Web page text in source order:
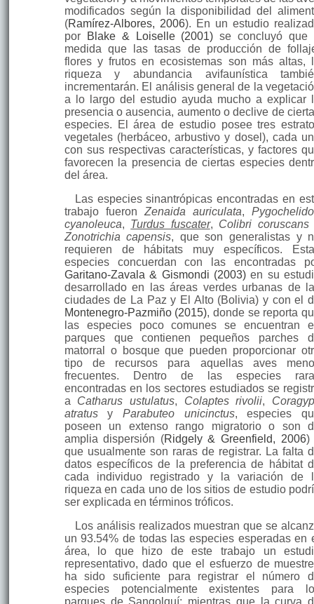
modificados según la disponibilidad del
(Ramírez-Albores, 2006). En un estudio
por
Blake & Loiselle (2001) se concluyó que
medida que las tasas de producción de
flores y frutos en ecosistemas son más altas,
riqueza y abundancia avifaunística
incrementarán. El análisis general de la
a lo largo del estudio ayuda mucho a explicar
presencia o ausencia, aumento o declive de
especies. El área de estudio posee tres
vegetales (herbáceo, arbustivo y dosel), cada
con sus respectivas características, y factores
favorecen la presencia de ciertas especies
del área.
Las especies sinantrópicas encontradas en
trabajo fueron Zenaida auriculata,
cyanoleuca, Turdus fuscater, Colibri coruscans
Zonotrichia capensis, que son generalistas y
requieren de hábitats muy específicos.
especies concuerdan con las encontradas
Garitano-Zavala & Gismondi (2003)en su
desarrollado en las áreas verdes urbanas de
ciudades de La Paz y El Alto (Bolivia) y con el
Montenegro-Pazmiño (2015), donde se reporta
las especies poco comunes se encuentran
parques que contienen pequeños parches
matorral o bosque que pueden proporcionar
tipo de recursos para aquellas aves
frecuentes. Dentro de las especies
encontradas en los sectores estudiados se
a Catharus ustulatus, Colaptes rivolii,
atratusyParabuteo unicinctus, especies
poseen un extenso rango migratorio o son
amplia dispersión (Ridgely & Greenfield, 2006)
que usualmente son raras de registrar. La falta
datos específicos de la preferencia de hábitat
cada individuo registrado y la variación de
riqueza en cada uno de los sitios de estudio
ser explicada en términos tróficos.
Los análisis realizados muestran que se
un 93.54% de todas las especies esperadas en
área, lo que hizo de este trabajo un
representativo, dado que el esfuerzo de
ha sido suficiente para registrar el número
especies potencialmente existentes para
parques de Sangolquí; mientras que la curva